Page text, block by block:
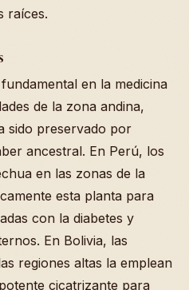
raíces.
en la medicina
de la zona andina,
sido preservado por
ancestral. En Perú, los
en las zonas de la
esta planta para
con la diabetes y
En Bolivia, las
regiones altas la emplean
cicatrizante para